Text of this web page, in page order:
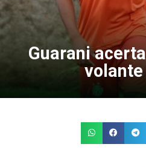
Guarani